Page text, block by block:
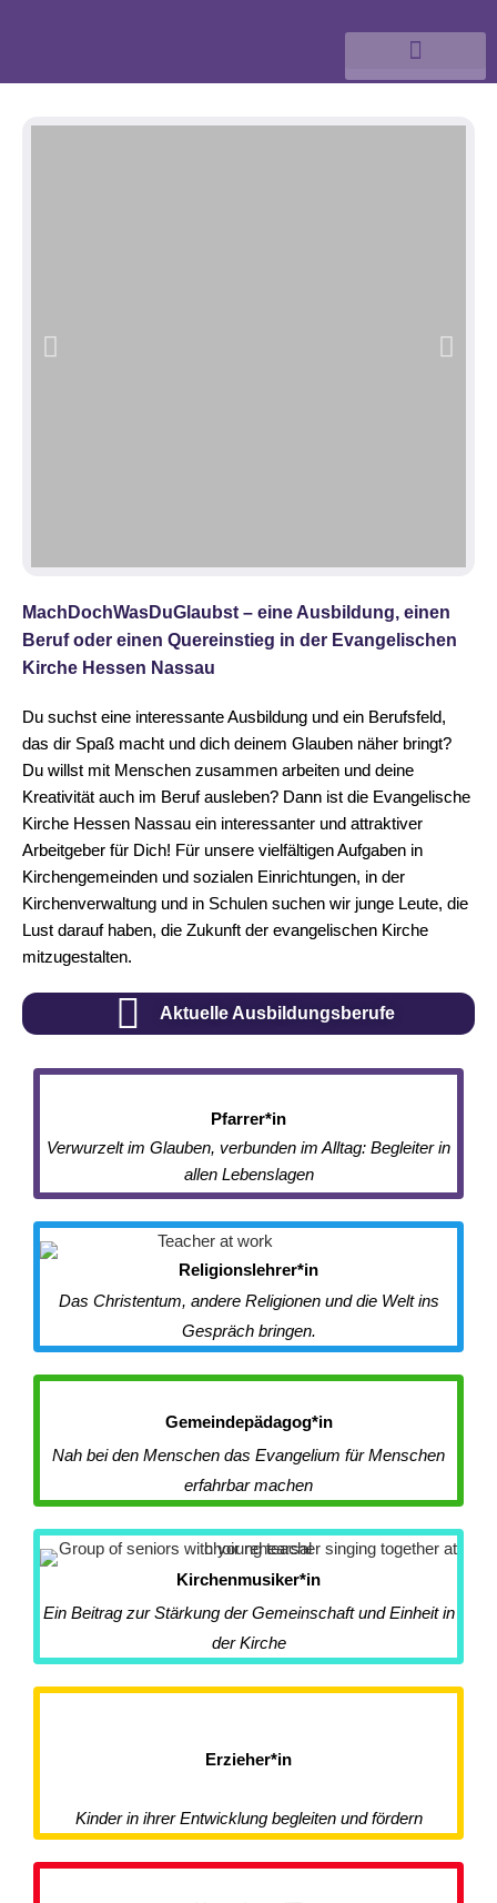
Ein neuer Lebensabschnitt beginnt:
Mit dem Pocketsegen schenkt die
das Mäppchen oder den Rucksack.
MachDochWasDuGlaubst – eine Ausbildung, einen
Beruf oder einen Quereinstieg in der Evangelischen
Kirche Hessen Nassau
Du suchst eine interessante Ausbildung und ein Berufsfeld,
das dir Spaß macht und dich deinem Glauben näher bringt?
Du willst mit Menschen zusammen arbeiten und deine
Kreativität auch im Beruf ausleben? Dann ist die Evangelische
Kirche Hessen Nassau ein interessanter und attraktiver
Arbeitgeber für Dich! Für unsere vielfältigen Aufgaben in
Kirchengemeinden und sozialen Einrichtungen, in der
Kirchenverwaltung und in Schulen suchen wir junge Leute, die
Lust darauf haben, die Zukunft der evangelischen Kirche
mitzugestalten.
Aktuelle Ausbildungsberufe
Pfarrer*in​
Verwurzelt im Glauben, verbunden im Alltag: Begleiter in
allen Lebenslagen
Religionslehrer*in
Das Christentum, andere Religionen und die Welt ins
Gespräch bringen.
Gemeindepädagog*in
Nah bei den Menschen das Evangelium für Menschen
erfahrbar machen
Kirchenmusiker*in
Ein Beitrag zur Stärkung der Gemeinschaft und Einheit in
der Kirche
Erzieher*in
Kinder in ihrer Entwicklung begleiten und fördern